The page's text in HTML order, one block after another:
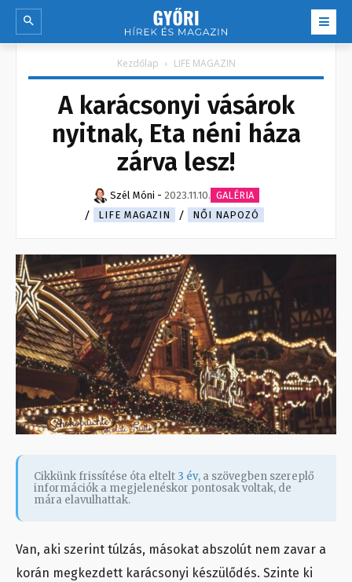
Kezdőlap LIFE MAGAZIN
A karácsonyi vásárok
nyitnak, Eta néni háza
zárva lesz!
Szél Móni - 2023.11.10. GALÉRIA
LIFE MAGAZIN
NŐI NAPOZÓ
Cikkünk frissítése óta eltelt 3 év, a szövegben szereplő
információk a megjelenéskor pontosak voltak, de
mára elavulhattak.
Van, aki szerint túlzás, másokat abszolút nem zavar a
korán megkezdett karácsonyi készülődés. Szinte ki